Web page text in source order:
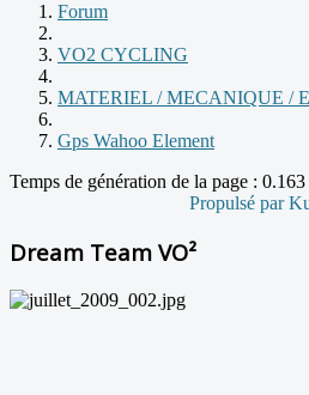
Forum
VO2 CYCLING
MATERIEL / MECANIQUE /
Gps Wahoo Element
Temps de génération de la page : 0.163
Propulsé par
Dream Team VO²